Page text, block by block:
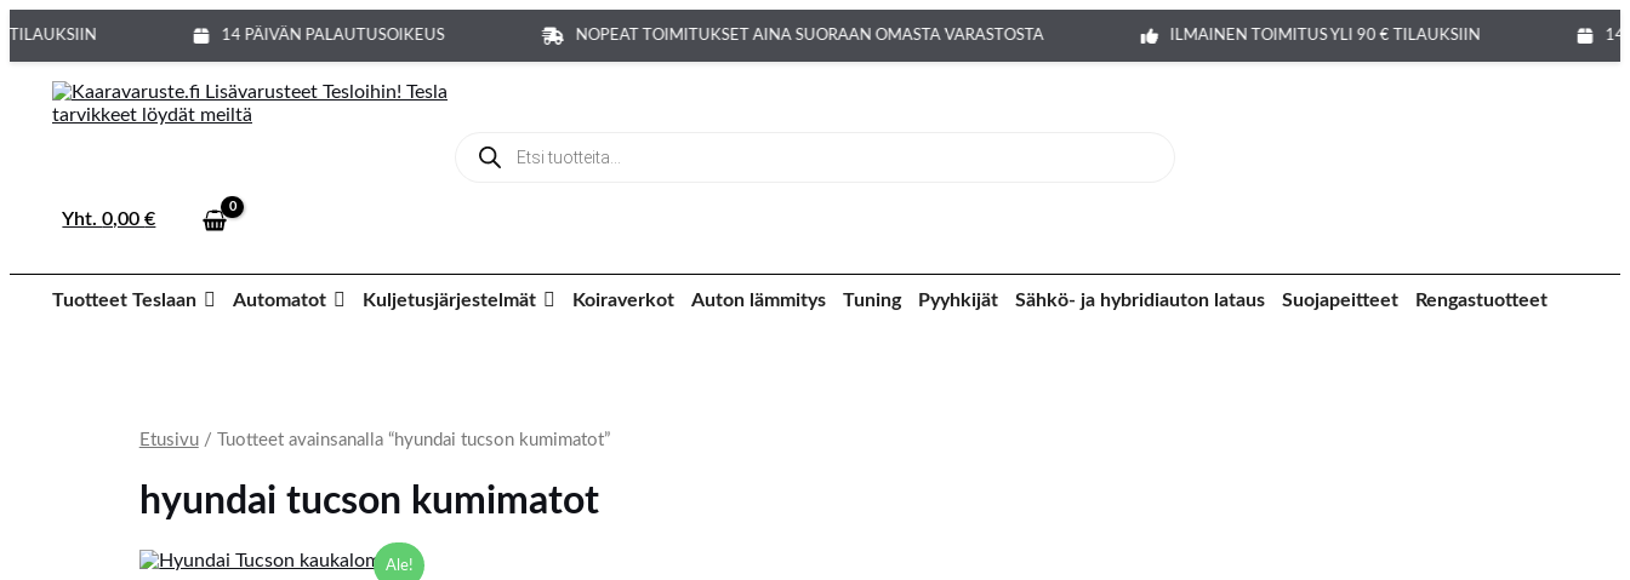
TILAUKSIIN 14 PÄIVÄN PALAUTUSOIKEUS NOPEAT TOIMITUKSET AINA SUORAAN OMASTA VARASTOSTA ILMAINEN TOIMITUS YLI 90 € TILAUKSIIN 14
Siirry
sisältöön
search
Yht.0,00€
Tuotteet Teslaan Automatot Kuljetusjärjestelmät Koiraverkot Auton lämmitys Tuning Pyyhkijät Sähkö- ja hybridiauton lataus Suojapeitteet Rengastuotteet
Etusivu/ Tuotteet avainsanalla “hyundai tucson kumimatot”
hyundai tucson kumimatot
Ale!
Alkuperäinen
Nykyinen